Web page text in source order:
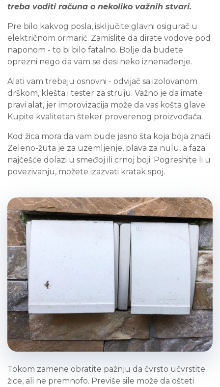
treba voditi računa o nekoliko važnih stvari.
Pre bilo kakvog posla, isključite glavni osigurač u
električnom ormarić. Zamislite da dirate vodove pod
naponom - to bi bilo fatalno. Bolje da budete
oprezni nego da vam se desi neko iznenađenje.
Alati vam trebaju osnovni - odvijač sa izolovanom
drškom, klešta i tester za struju. Važno je da imate
pravi alat, jer improvizacija može da vas košta glave.
Kupite kvalitetan šteker proverenog proizvođača.
Kod žica mora da vam bude jasno šta koja boja znači.
Zeleno-žuta je za uzemljenje, plava za nulu, a faza
najčešće dolazi u smeđoj ili crnoj boji. Pogreshite li u
povezivanju, možete izazvati kratak spoj.
Tokom zamene obratite pažnju da čvrsto učvrstite
žice, ali ne premnofo. Previše sile može da ošteti